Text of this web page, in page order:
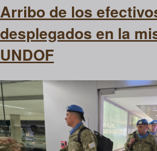
Arribo de los
desplegados en la
UNDOF